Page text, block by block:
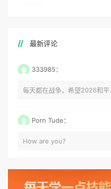
最新评论
333985：
每天都在战争，希望2026和平.
Porn Tude：
How are you?